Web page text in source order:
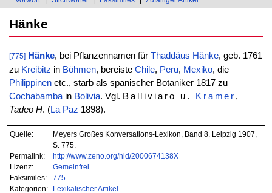
Hänke
[775] Hänke, bei Pflanzennamen für Thaddäus Hänke, geb. 1761
zu Kreibitz in Böhmen, bereiste Chile, Peru, Mexiko, die
Philippinenetc., starb als spanischer Botaniker 1817 zu
Cochabambain Bolivia. Vgl. Balliviaro u. Kramer ,
Tadeo H. (La Paz 1898).
Quelle:
Meyers Großes Konversations-Lexikon, Band 8. Leipzig 1907,
S. 775.
Permalink:
http://www.zeno.org/nid/2000674138X
Lizenz:
Gemeinfrei
Faksimiles:
775
Kategorien:
Lexikalischer Artikel